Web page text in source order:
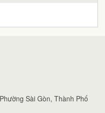
Sài Gòn, Thành Phố